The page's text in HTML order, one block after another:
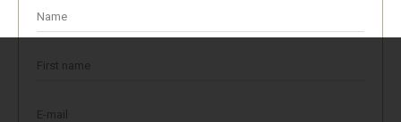
Name
First name
E-mail